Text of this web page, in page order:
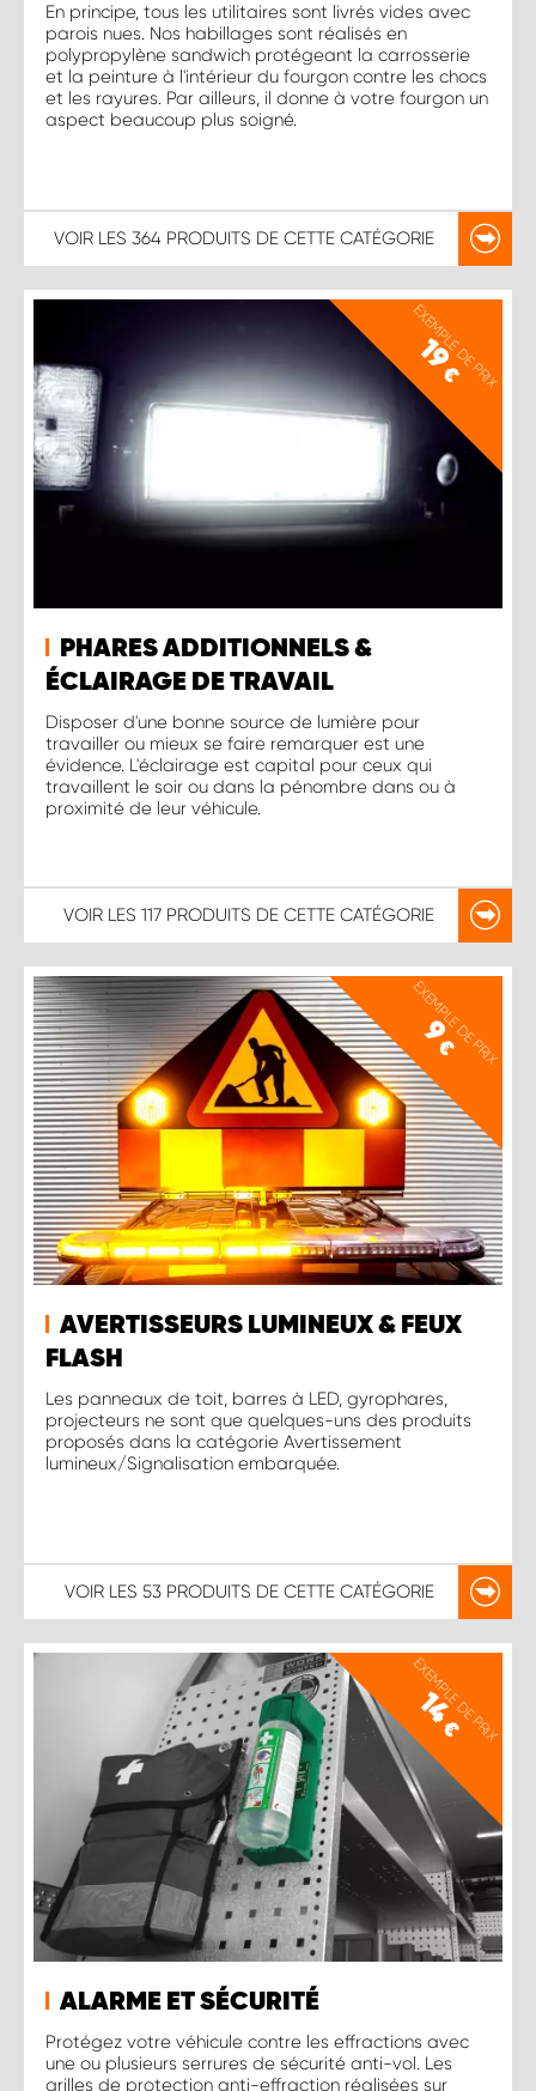
En principe, tous les utilitaires sont livrés vides avec
parois nues. Nos habillages sont réalisés en
polypropylène sandwich protégeant la carrosserie
et la peinture à l'intérieur du fourgon contre les chocs
et les rayures. Par ailleurs, il donne à votre fourgon un
aspect beaucoup plus soigné.
VOIR LES 364 PRODUITS DE CETTE CATÉGORIE
EXEMPLE DE PRIX
19
€
PHARES ADDITIONNELS &
ÉCLAIRAGE DE TRAVAIL
Disposer d'une bonne source de lumière pour
travailler ou mieux se faire remarquer est une
évidence. L'éclairage est capital pour ceux qui
travaillent le soir ou dans la pénombre dans ou à
proximité de leur véhicule.
VOIR LES 117 PRODUITS DE CETTE CATÉGORIE
EXEMPLE DE PRIX
9
€
AVERTISSEURS LUMINEUX & FEUX
FLASH
Les panneaux de toit, barres à LED, gyrophares,
projecteurs ne sont que quelques-uns des produits
proposés dans la catégorie Avertissement
lumineux/Signalisation embarquée.
VOIR LES 53 PRODUITS DE CETTE CATÉGORIE
EXEMPLE DE PRIX
14
€
ALARME ET SÉCURITÉ
Protégez votre véhicule contre les effractions avec
une ou plusieurs serrures de sécurité anti-vol. Les
grilles de protection anti-effraction réalisées sur